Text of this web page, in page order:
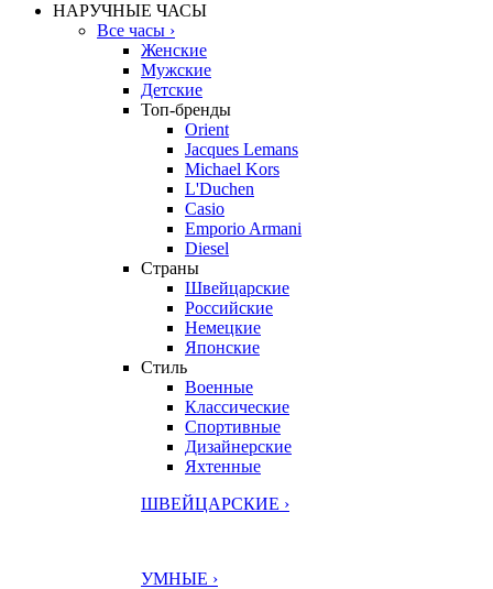
НАРУЧНЫЕ ЧАСЫ
Все часы ›
Женские
Мужские
Детские
Топ-бренды
Orient
Jacques Lemans
Michael Kors
L'Duchen
Casio
Emporio Armani
Diesel
Страны
Швейцарские
Российские
Немецкие
Японские
Стиль
Военные
Классические
Спортивные
Дизайнерские
Яхтенные
ШВЕЙЦАРСКИЕ ›
УМНЫЕ ›